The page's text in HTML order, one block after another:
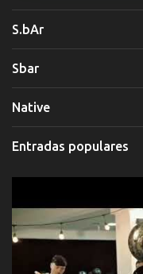
S.bAr
Sbar
Native
Entradas populares